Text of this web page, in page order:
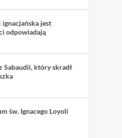
ignacjańska jest
odpowiadają
Sabaudii, który skradł
św. Ignacego Loyoli